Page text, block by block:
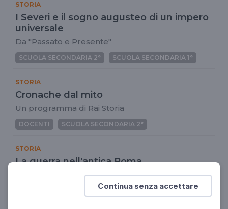
Continua senza accettare
STORIA
I Severi e il sogno augusteo di un impero
universale
Da "Passato e Presente"
SCUOLA SECONDARIA 2° SCUOLA SECONDARIA 1°
STORIA
Cronache dal mito
Un programma di Rai Storia
DOCENTI SCUOLA SECONDARIA 2°
STORIA
La guerra nell'antica Roma
SCUOLA SECONDARIA 1°